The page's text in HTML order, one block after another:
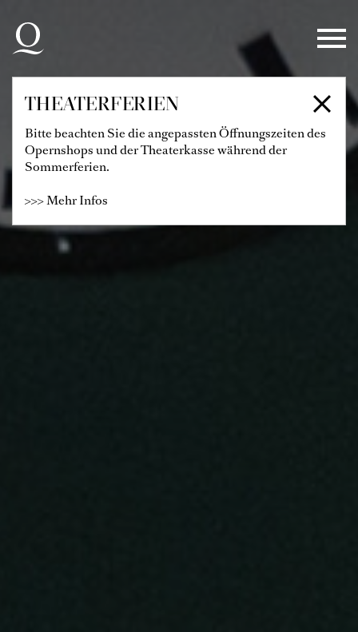
Zur Hauptnavigation springen
Zum Hauptinhalt springen
Zum Footer springen
THEATERFERIEN
Bitte beachten Sie die angepassten Öffnungszeiten des
Opernshops und der Theaterkasse während der
Sommerferien.
>>> Mehr Infos